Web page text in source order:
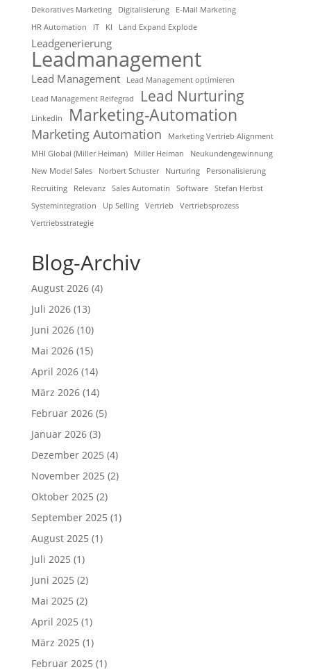
Dekoratives Marketing
Digitalisierung
E-Mail Marketing
HR Automation
IT KI Land Expand Explode
Leadgenerierung
Leadmanagement
Lead Management
Lead Management optimieren
Lead Management Reifegrad
Lead Nurturing
Linkedin Marketing-Automation
Marketing Automation
Marketing Vertrieb Alignment
MHI Global (Miller Heiman)
Miller Heiman
Neukundengewinnung
New Model Sales
Norbert Schuster Nurturing
Personalisierung
Recruiting
Relevanz Sales Automatin Software
Stefan Herbst
Systemintegration
Up Selling Vertrieb
Vertriebsprozess
Vertriebsstrategie
Blog-Archiv
August 2026(4)
Juli 2026(13)
Juni 2026(10)
Mai 2026(15)
April 2026(14)
März 2026(14)
Februar 2026(5)
Januar 2026(3)
Dezember 2025 (4)
November 2025 (2)
Oktober 2025 (2)
September 2025 (1)
August 2025 (1)
Juli 2025 (1)
Juni 2025 (2)
Mai 2025 (2)
April 2025 (1)
März 2025 (1)
Februar 2025 (1)